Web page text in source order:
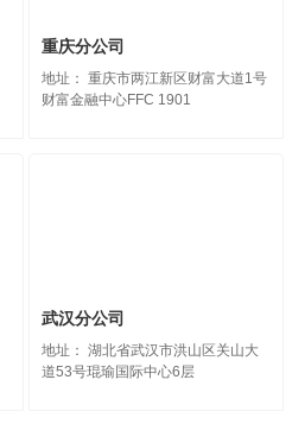
重庆分公司
地址： 重庆市两江新区财富大道1号
财富金融中心FFC 1901
武汉分公司
地址： 湖北省武汉市洪山区关山大
道53号琨瑜国际中心6层